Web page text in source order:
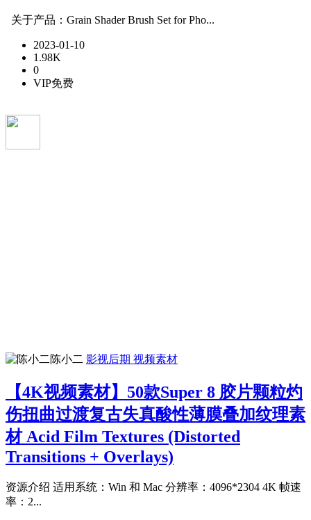
关于产品：Grain Shader Brush Set for Pho...
2023-01-10
1.98K
0
VIP免费
陈小二 影视后期 视频素材
【4K视频素材】50款Super 8 胶片颗粒灼
伤扭曲过渡复古失真酸性薄膜叠加纹理素
材 Acid Film Textures (Distorted
Transitions + Overlays)
资源介绍 适用系统：Win 和 Mac 分辨率：4096*2304 4K 帧速
率：2...